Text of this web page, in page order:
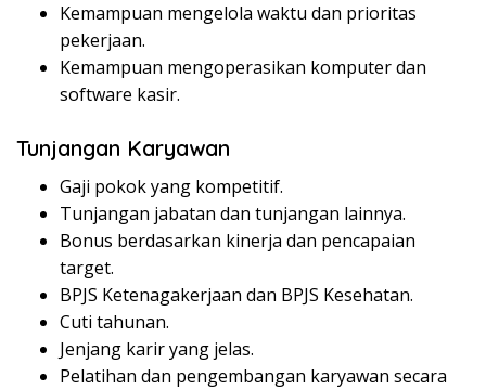
Kemampuan mengelola waktu dan prioritas
pekerjaan.
Kemampuan mengoperasikan komputer dan
software kasir.
Tunjangan Karyawan
Gaji pokok yang kompetitif.
Tunjangan jabatan dan tunjangan lainnya.
Bonus berdasarkan kinerja dan pencapaian
target.
BPJS Ketenagakerjaan dan BPJS Kesehatan.
Cuti tahunan.
Jenjang karir yang jelas.
Pelatihan dan pengembangan karyawan secara